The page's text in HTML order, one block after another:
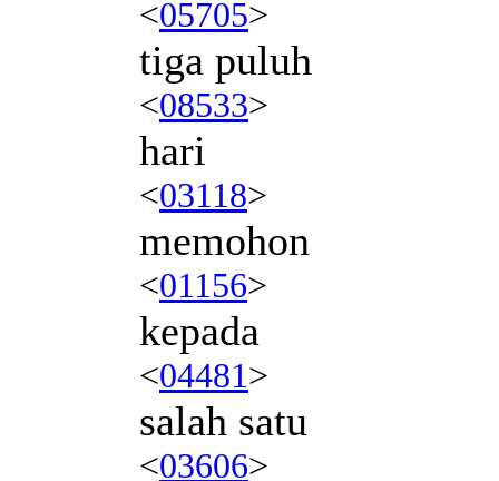
<05705>
tiga puluh
<08533>
hari
<03118>
memohon
<01156>
kepada
<04481>
salah satu
<03606>